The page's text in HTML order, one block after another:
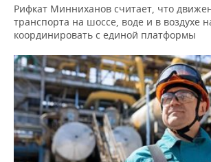
Рифкат Минниханов считает, что
транспорта на шоссе, воде и в воздухе
координировать с единой платформы